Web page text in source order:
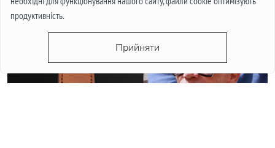
продуктивність.
Прийняти
Flea was in F.P Journe Souverain